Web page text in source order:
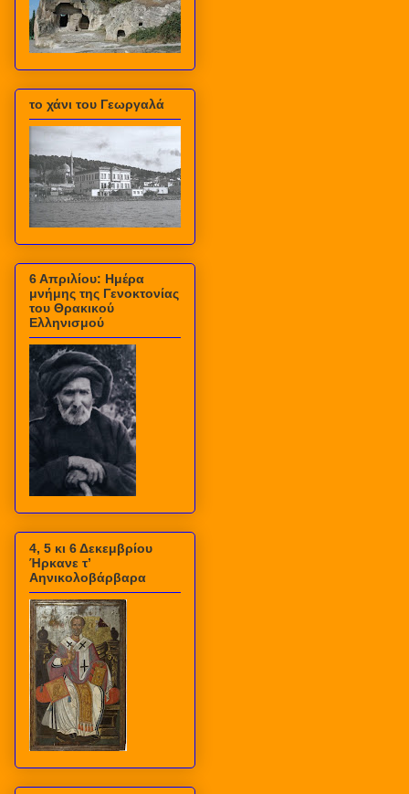
το χάνι του Γεωργαλά
6 Απριλίου: Ημέρα
μνήμης της Γενοκτονίας
του Θρακικού
Ελληνισμού
4, 5 κι 6 Δεκεμβρίου
Ήρκανε τ’
Αηνικολοβάρβαρα